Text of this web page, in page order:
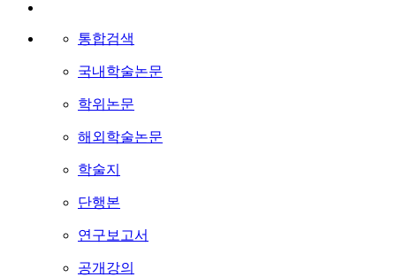
통합검색
국내학술논문
학위논문
해외학술논문
학술지
단행본
연구보고서
공개강의